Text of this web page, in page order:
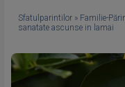
Sfatulparintilor » Familie-
sanatate ascunse in lamai